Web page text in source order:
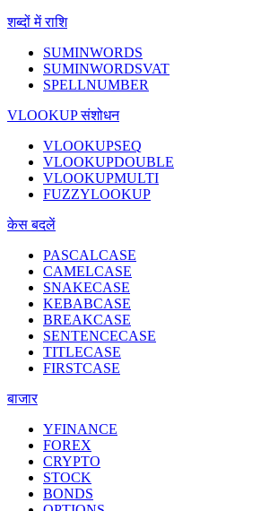
शब्दों में राशि
SUMINWORDS
SUMINWORDSVAT
SPELLNUMBER
VLOOKUP संशोधन
VLOOKUPSEQ
VLOOKUPDOUBLE
VLOOKUPMULTI
FUZZYLOOKUP
केस बदलें
PASCALCASE
CAMELCASE
SNAKECASE
KEBABCASE
BREAKCASE
SENTENCECASE
TITLECASE
FIRSTCASE
बाजार
YFINANCE
FOREX
CRYPTO
STOCK
BONDS